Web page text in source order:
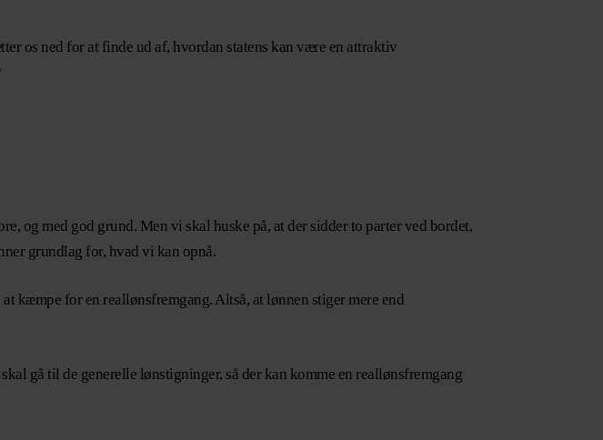
os ned for at finde ud af, hvordan statens kan være en attraktiv
og med god grund. Men vi skal huske på, at der sidder to parter ved bordet,
grundlag for, hvad vi kan opnå.
kæmpe for en reallønsfremgang. Altså, at lønnen stiger mere end
gå til de generelle lønstigninger, så der kan komme en reallønsfremgang